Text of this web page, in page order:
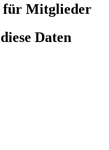
für Mitglieder
Daten